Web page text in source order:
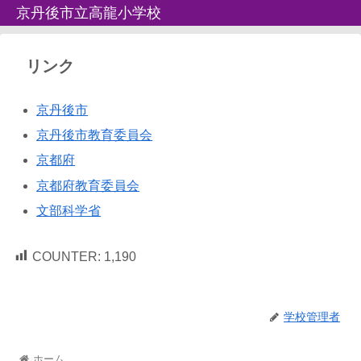
京丹後市立高龍小学校
リンク
京丹後市
京丹後市教育委員会
京都府
京都府教育委員会
文部科学省
COUNTER: 1,190
学校管理者